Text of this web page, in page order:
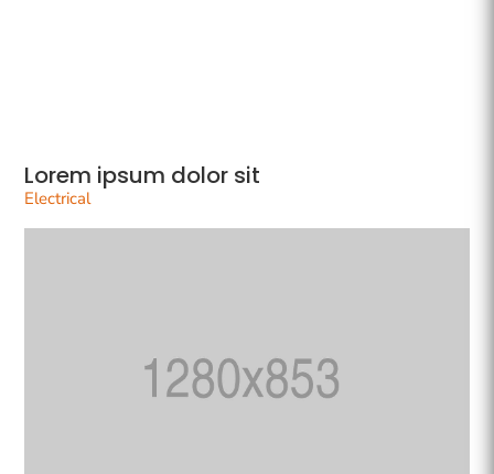
Lorem ipsum dolor sit
Electrical